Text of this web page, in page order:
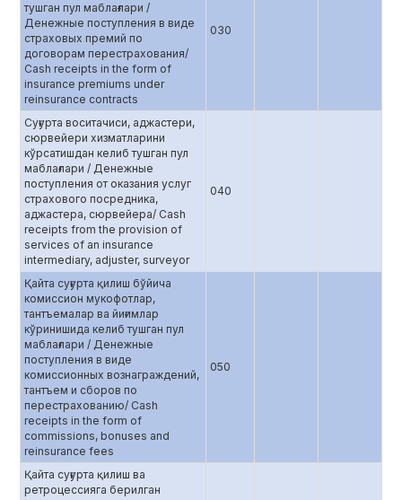
тушган пул маблағлари /
Денежные поступления в виде
страховых премий по
договорам перестрахования/
Cash receipts in the form of
insurance premiums under
reinsurance contracts
030
Суғурта воситачиси, аджастери,
сюрвейери хизматларини
кўрсатишдан келиб тушган пул
маблағлари / Денежные
поступления от оказания услуг
страхового посредника,
аджастера, сюрвейера/ Cash
receipts from the provision of
services of an insurance
intermediary, adjuster, surveyor
040
Қайта суғурта қилиш бўйича
комиссион мукофотлар,
тантъемалар ва йиғимлар
кўринишида келиб тушган пул
маблағлари / Денежные
поступления в виде
комиссионных вознаграждений,
тантъем и сборов по
перестрахованию/ Cash
receipts in the form of
commissions, bonuses and
reinsurance fees
050
Қайта суғурта қилиш ва
ретроцессияга берилган